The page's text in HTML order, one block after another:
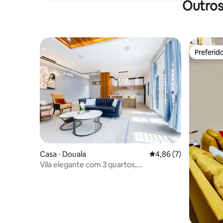
Casa ⋅ Douala 4,86 de uma
4,86 (7)
Vila elegante com 3 quartos,